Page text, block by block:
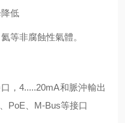
低
等非腐蝕性氣體。
，4.....20mA和脈沖輸出
PoE、M-Bus等接口